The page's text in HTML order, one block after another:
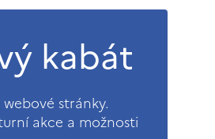
kabát
stránky.
akce a možnosti